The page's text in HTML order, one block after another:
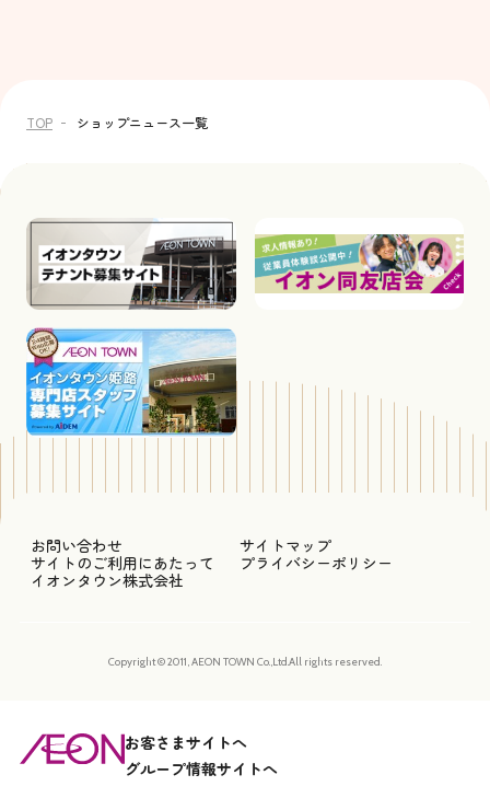
TOP ショップニュース一覧
お問い合わせ
サイトマップ
サイトのご利用にあたって
プライバシーポリシー
イオンタウン株式会社
Copyright © 2011, AEON TOWN Co.,Ltd.All rights reserved.
お客さまサイトへ
グループ情報サイトへ